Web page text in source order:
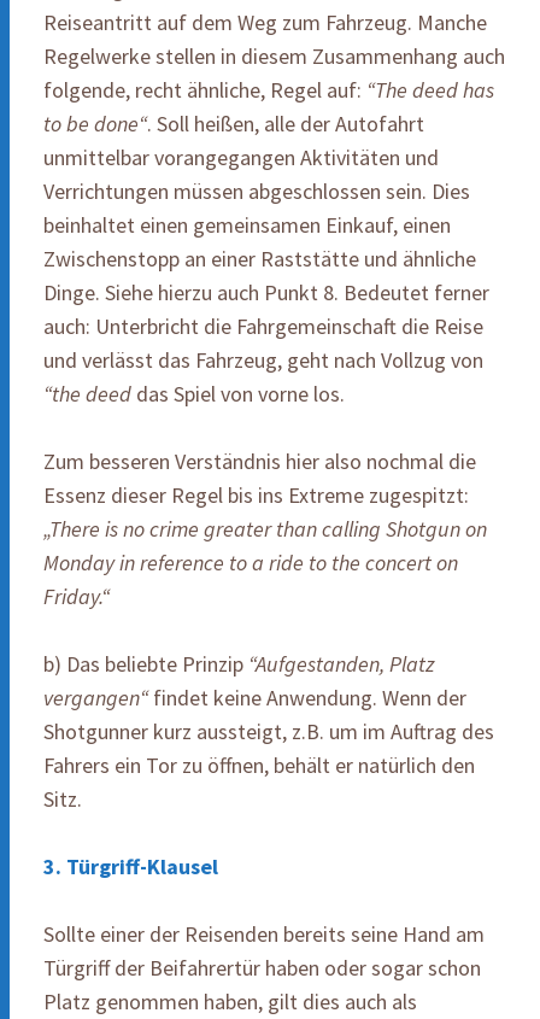
Reiseantritt auf dem Weg zum Fahrzeug. Manche
Regelwerke stellen in diesem Zusammenhang auch
folgende, recht ähnliche, Regel auf: “The deed has
to be done“. Soll heißen, alle der Autofahrt
unmittelbar vorangegangen Aktivitäten und
Verrichtungen müssen abgeschlossen sein. Dies
beinhaltet einen gemeinsamen Einkauf, einen
Zwischenstopp an einer Raststätte und ähnliche
Dinge. Siehe hierzu auch Punkt 8. Bedeutet ferner
auch: Unterbricht die Fahrgemeinschaft die Reise
und verlässt das Fahrzeug, geht nach Vollzug von
“the deed das Spiel von vorne los.
Zum besseren Verständnis hier also nochmal die
Essenz dieser Regel bis ins Extreme zugespitzt:
„There is no crime greater than calling Shotgun on
Monday in reference to a ride to the concert on
Friday.“
b) Das beliebte Prinzip “Aufgestanden, Platz
vergangen“findet keine Anwendung. Wenn der
Shotgunner kurz aussteigt, z.B. um im Auftrag des
Fahrers ein Tor zu öffnen, behält er natürlich den
Sitz.
3. Türgriff-Klausel
Sollte einer der Reisenden bereits seine Hand am
Türgriff der Beifahrertür haben oder sogar schon
Platz genommen haben, gilt dies auch als